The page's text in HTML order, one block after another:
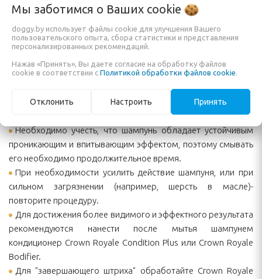
Рекомендации по применению:
Развести шампунь в следующей пропорции: 1 часть
шампуня на 10-20 или больше частей воды в зависимости от
шерсти, степени загрязненности и частоты мытья
Хорошо намочите шерсть для удаления жира и грязи
Нанесите шампунь губкой или распылителем и массируйте
вдоль роста волос, до появления обильной пены.
Оставьте шампунь на шерсти на 5 минут, после чего
хорошо промойте, пока вода не станет прозрачной.
Необходимо учесть, что шампунь обладает устойчивым
проникающим и впитывающим эффектом, поэтому смывать
его необходимо продолжительное время.
При необходимости усилить действие шампуня, или при
сильном загрязнении (например, шерсть в масле)-
повторите процедуру.
Для достижения более видимого и эффектного результата
рекомендуются нанести после мытья шампунем
кондиционер Crown Royale Condition Plus или Crown Royale
Bodifier.
Для "завершающего штриха" обработайте Crown Royale
Мы заботимся о Ваших cookie
doggy.by использует файлы cookie для улучшения Вашего
пользовательского опыта, сбора статистики и представления
персонализированных рекомендаций.
Нажав «Принять», Вы даете согласие на обработку файлов
cookie в соответствии с Политикой обработки файлов cookie.
Отклонить Настроить Принять